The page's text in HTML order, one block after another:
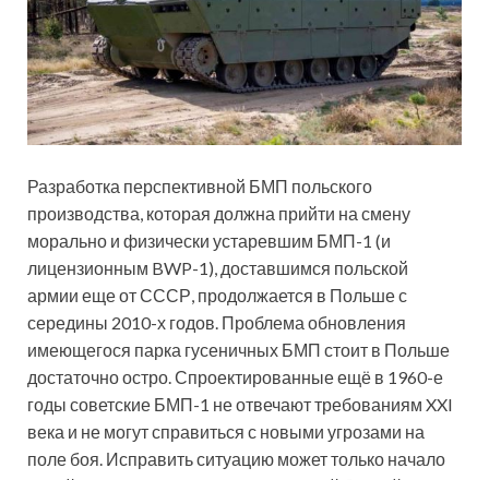
Разработка перспективной БМП польского
производства, которая должна прийти на смену
морально и физически устаревшим БМП-1 (и
лицензионным BWP-1), доставшимся польской
армии еще от СССР, продолжается в Польше с
середины 2010-х годов. Проблема обновления
имеющегося парка гусеничных БМП стоит в Польше
достаточно остро. Спроектированные ещё в 1960-е
годы советские БМП-1 не отвечают требованиям XXI
века и не могут справиться с новыми угрозами на
поле боя. Исправить ситуацию может только начало